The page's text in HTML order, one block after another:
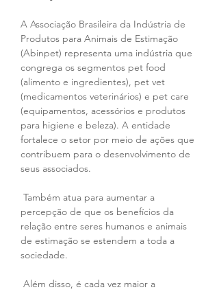
A Associação Brasileira da Indústria de
Produtos para Animais de Estimação
(Abinpet) representa uma indústria que
congrega os segmentos pet food
(alimento e ingredientes), pet vet
(medicamentos veterinários) e pet care
(equipamentos, acessórios e produtos
para higiene e beleza). A entidade
fortalece o setor por meio de ações que
contribuem para o desenvolvimento de
seus associados.
percepção de que os benefícios da
relação entre seres humanos e animais
de estimação se estendem a toda a
sociedade.